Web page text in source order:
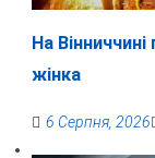
На
жінка
6 Серпня, 2026